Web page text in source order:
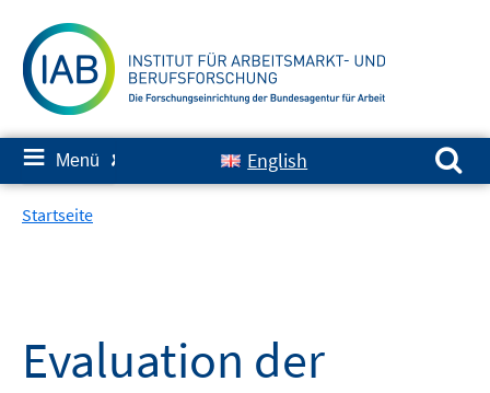
zum
Inhalt
≡ Menü ✘ English
Suchen nach:
Startseite
Evaluation der